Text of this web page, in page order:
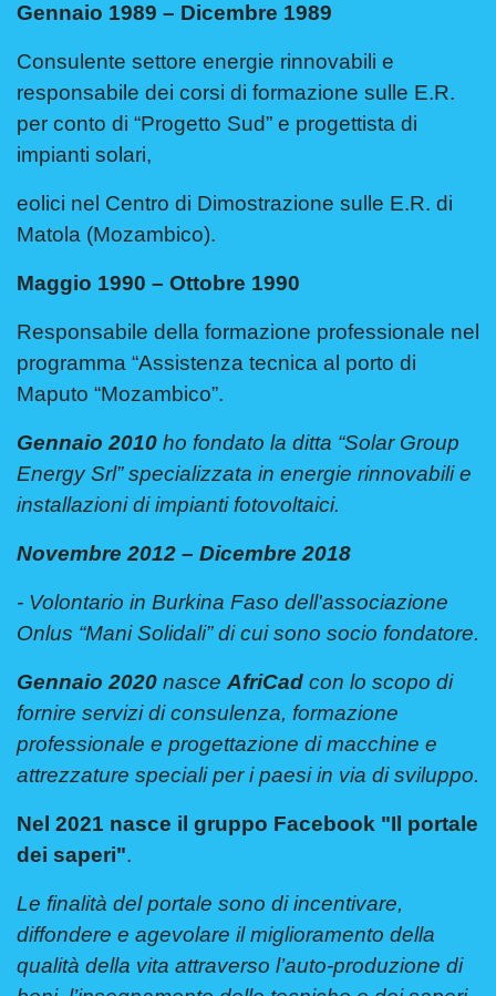
Gennaio 1989 – Dicembre 1989
Consulente settore energie rinnovabili e
responsabile dei corsi di formazione sulle E.R.
per conto di “Progetto Sud” e progettista di
impianti solari,
eolici nel Centro di Dimostrazione sulle E.R. di
Matola (Mozambico).
Maggio 1990 – Ottobre 1990
Responsabile della formazione professionale nel
programma “Assistenza tecnica al porto di
Maputo “Mozambico”.
Gennaio 2010 ho fondato la ditta “Solar Group
Energy Srl” specializzata in energie rinnovabili e
installazioni di impianti fotovoltaici.
Novembre 2012 – Dicembre 2018
- Volontario in Burkina Faso dell'associazione
Onlus “Mani Solidali” di cui sono socio fondatore.
Gennaio 2020 nasceAfriCad con lo scopo di
fornire servizi di consulenza, formazione
professionale e progettazione di macchine e
attrezzature speciali per i paesi in via di sviluppo.
Nel 2021 nasce il gruppo Facebook "Il portale
dei saperi".
Le finalità del portale sono di incentivare,
diffondere e agevolare il miglioramento della
qualità della vita attraverso l’auto-produzione di